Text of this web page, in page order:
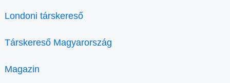
Londoni társkereső
Társkereső Magyarország
Magazin